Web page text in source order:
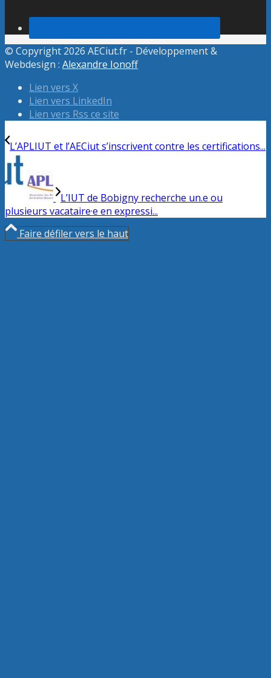
© Copyright 2026 AECiut.fr - Développement &
Webdesign : Alexandre Ionoff
Lien vers X
Lien vers LinkedIn
Lien vers Rss ce site
L’APLIUT et l’AECiut s’inscrivent contre les certifications...
L’IUT de Bobigny recherche un.e ou
plusieurs vacataire·e en expressi...
Faire défiler vers le haut